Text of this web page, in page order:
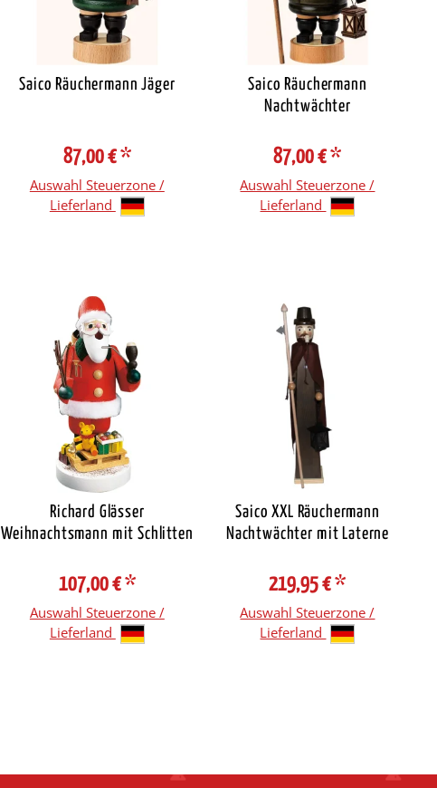
Saico Räuchermann Jäger
87,00 €*
Auswahl Steuerzone /
Lieferland
Saico Räuchermann
Nachtwächter
87,00 €*
Auswahl Steuerzone /
Lieferland
Richard Glässer
Weihnachtsmann mit Schlitten
107,00 €*
Auswahl Steuerzone /
Lieferland
Saico XXL Räuchermann
Nachtwächter mit Laterne
219,95 €*
Auswahl Steuerzone /
Lieferland